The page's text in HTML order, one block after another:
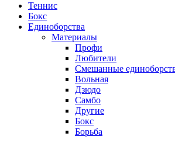
Теннис
Бокс
Единоборства
Материалы
Профи
Любители
Смешанные
Вольная
Дзюдо
Самбо
Другие
Бокс
Борьба